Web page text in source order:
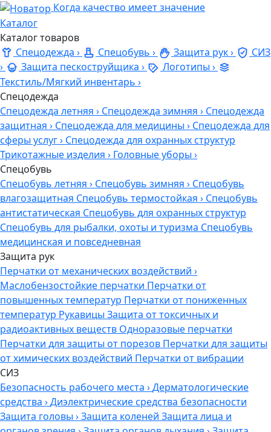
Когда качество имеет значение
Каталог
Каталог товаров
Спецодежда › Спецобувь › Защита рук›
СИЗ
›
Защита пескоструйщика › Логотипы ›
Текстиль/Мягкий инвентарь ›
Спецодежда
Спецодежда летняя › Спецодежда зимняя › Спецодежда
защитная › Спецодежда для медицины › Спецодежда для
сферы услуг› Спецодежда для охранных структур
Трикотажные изделия › Головные уборы ›
Спецобувь
Спецобувь летняя › Спецобувь зимняя › Спецобувь
влагозащитная Спецобувь термостойкая › Спецобувь
антистатическая Спецобувь для охранных структур
Спецобувь для рыбалки, охоты и туризма Спецобувь
медицинская и повседневная
Защита рук
Перчатки от механических воздействий ›
Маслобензостойкие перчатки Перчатки от
повышенных температур Перчатки от пониженных
температур Рукавицы Защита от токсичных и
радиоактивных веществ Одноразовые перчатки
Перчатки для защиты от порезов Перчатки для защиты
от химических воздействий Перчатки от вибрации
СИЗ
Безопасность рабочего места ›Дерматологические
средства ›Диэлектрические средства безопасности
Защита головы ›Защита коленей Защита лица и